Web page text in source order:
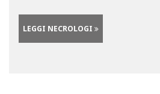
LEGGI NECROLOGI